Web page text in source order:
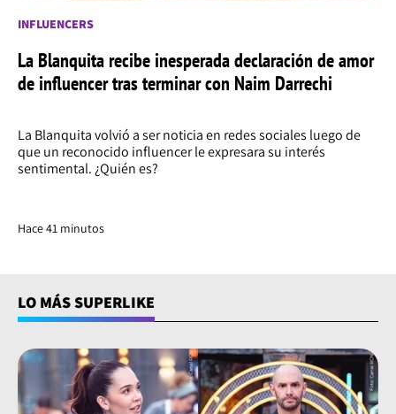
INFLUENCERS
La Blanquita recibe inesperada declaración de amor
de influencer tras terminar con Naim Darrechi
La Blanquita volvió a ser noticia en redes sociales luego de
que un reconocido influencer le expresara su interés
sentimental. ¿Quién es?
Hace 41 minutos
LO MÁS SUPERLIKE